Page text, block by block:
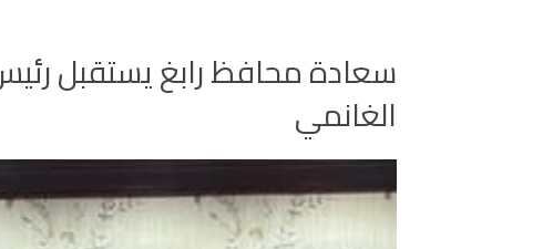
سعادة محافظ رابغ يستقبل
الغانمي